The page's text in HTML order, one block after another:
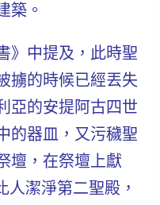
築。
》中提及，此時聖
擄的時候已經丟失
亞的安提阿古四世
的器皿，又污穢聖
壇，在祭壇上獻
人潔淨第二聖殿，